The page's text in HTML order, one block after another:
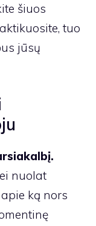
šiuos
tuo
jūsų
nuolat
ką nors